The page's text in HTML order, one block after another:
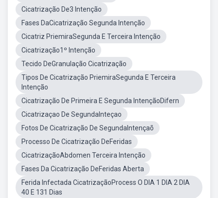
Cicatrização De3 Intenção
Fases DaCicatrização Segunda Intenção
Cicatriz PriemiraSegunda E Terceira Intenção
Cicatrização1º Intenção
Tecido DeGranulação Cicatrização
Tipos De Cicatrização PriemiraSegunda E Terceira
Intenção
Cicatrização De Primeira E Segunda IntençãoDifern
Cicatrizaçao De SegundaInteçao
Fotos De Cicatrização De SegundaIntençaõ
Processo De Cicatrização DeFeridas
CicatrizaçãoAbdomen Terceira Intenção
Fases Da Cicatrização DeFeridas Aberta
Ferida Infectada CicatrizaçãoProcess O DIA 1 DIA 2 DIA
40 E 131 Dias